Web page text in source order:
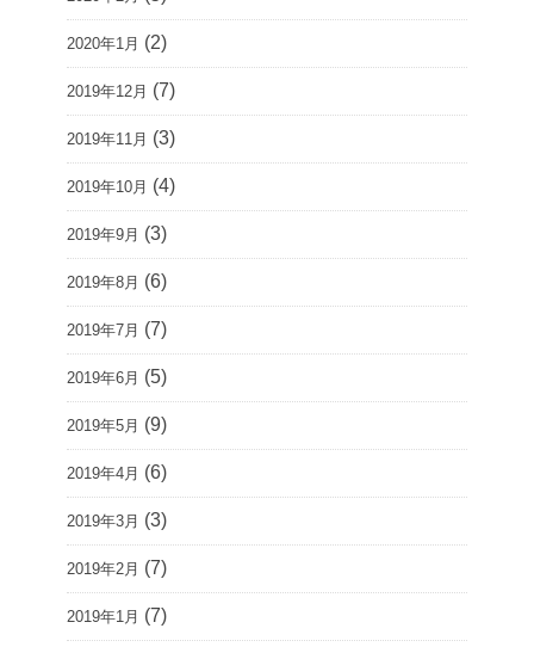
2020年1月 (2)
2019年12月 (7)
2019年11月 (3)
2019年10月 (4)
2019年9月 (3)
2019年8月 (6)
2019年7月 (7)
2019年6月 (5)
2019年5月 (9)
2019年4月 (6)
2019年3月 (3)
2019年2月 (7)
2019年1月 (7)